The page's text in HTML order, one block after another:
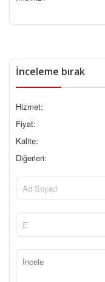
İnceleme bırak
Hizmet:
Fiyat:
Kalite:
Diğerleri: